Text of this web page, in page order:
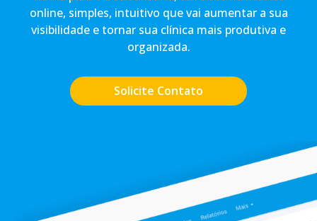
online, simples, intuitivo que vai aumentar a sua
visibilidade e tornar sua clínica mais produtiva e
organizada.
Solicite Contato